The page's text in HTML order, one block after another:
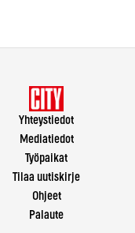
Yhteystiedot
Mediatiedot
Työpaikat
Tilaa uutiskirje
Ohjeet
Palaute